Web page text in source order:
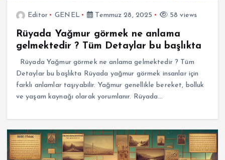
Editor GENEL Temmuz 28, 2025 58 views
Rüyada Yağmur görmek ne anlama
gelmektedir ? Tüm Detaylar bu başlıkta
Rüyada Yağmur görmek ne anlama gelmektedir ? Tüm
Detaylar bu başlıkta Rüyada yağmur görmek insanlar için
farklı anlamlar taşıyabilir. Yağmur genellikle bereket, bolluk
ve yaşam kaynağı olarak yorumlanır. Rüyada…